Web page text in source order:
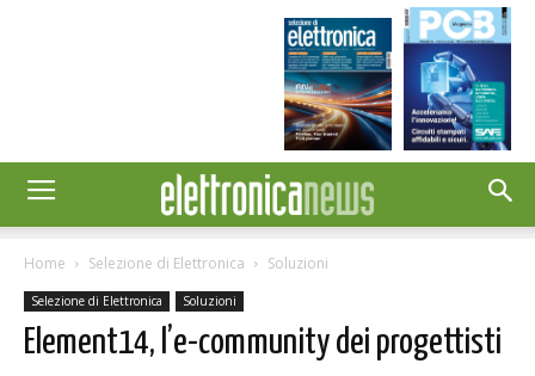
Home Selezione di Elettronica Soluzioni
Selezione di Elettronica Soluzioni
Element14, l’e-community dei progettisti